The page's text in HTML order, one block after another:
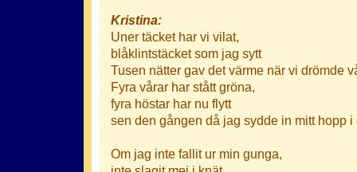
Kristina:
Uner täcket har vi vilat,
blåklintstäcket som jag sytt
Tusen nätter gav det värme när vi drömde
Fyra vårar har stått gröna,
fyra höstar har nu flytt
sen den gången då jag sydde in mitt hopp i
Om jag inte fallit ur min gunga,